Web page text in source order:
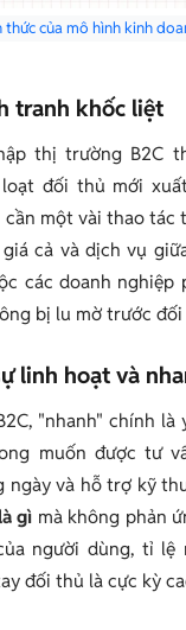
thức của mô hình kinh
tranh khốc liệt
thị trường B2C
đối thủ mới
cần một vài thao tác
cả và dịch vụ
các doanh nghiệp
bị lu mờ trước
linh hoạt và
"nhanh" chính là
muốn được tư
ngày và hỗ trợ kỹ
gì mà không phản
người dùng, tỉ lệ
đối thủ là cực kỳ